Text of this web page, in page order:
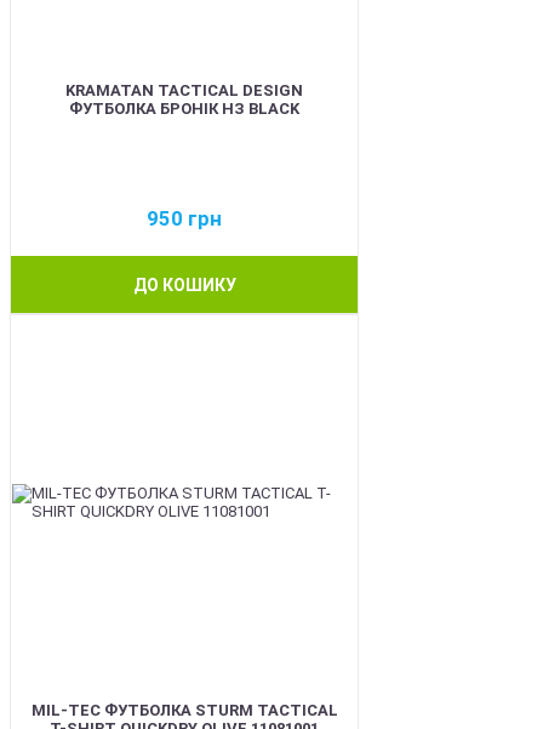
KRAMATAN TACTICAL DESIGN
ФУТБОЛКА БРОНІК НЗ BLACK
950 грн
ДО КОШИКУ
MIL-TEC ФУТБОЛКА STURM TACTICAL